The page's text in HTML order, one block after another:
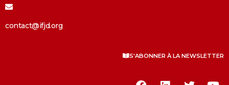
contact@ifjd.org
S'ABONNER À LA NEWSLETTER